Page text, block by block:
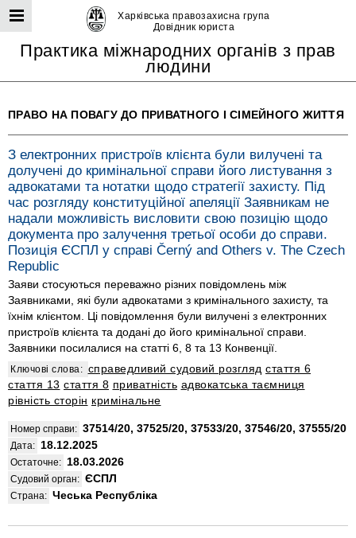
Харківська правозахисна група
Довідник юриста
Практика міжнародних органів з прав
людини
ПРАВО НА ПОВАГУ ДО ПРИВАТНОГО І СІМЕЙНОГО ЖИТТЯ
З електронних пристроїв клієнта були вилучені та
долучені до кримінальної справи його листування з
адвокатами та нотатки щодо стратегії захисту. Під
час розгляду конституційної апеляції Заявникам не
надали можливість висловити свою позицію щодо
документа про залучення третьої особи до справи.
Позиція ЄСПЛ у справі Černý and Others v. The Czech
Republic
Заяви стосуються переважно різних повідомлень між
Заявниками, які були адвокатами з кримінального захисту, та
їхнім клієнтом. Ці повідомлення були вилучені з електронних
пристроїв клієнта та додані до його кримінальної справи.
Заявники посилалися на статті 6, 8 та 13 Конвенції.
Ключові слова: справедливий судовий розгляд стаття 6
стаття 13 стаття 8 приватність адвокатська таємниця
рівність сторін кримінальне
Номер справи: 37514/20, 37525/20, 37533/20, 37546/20, 37555/20
Дата: 18.12.2025
Остаточне: 18.03.2026
Судовий орган: ЄСПЛ
Страна: Чеська Республіка